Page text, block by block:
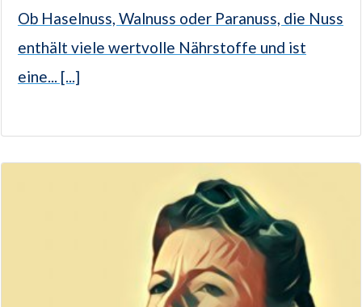
Ob Haselnuss, Walnuss oder Paranuss, die Nuss
enthält viele wertvolle Nährstoffe und ist
eine... [...]